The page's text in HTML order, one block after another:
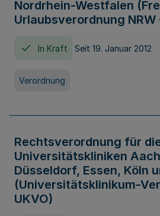
Nordrhein-Westfalen
Urlaubsverordnung NRW
In Kraft Seit 19. Januar 2012
Verordnung
Rechtsverordnung für
Universitätskliniken
Düsseldorf, Essen, Köln
(Universitätsklinikum-
UKVO)